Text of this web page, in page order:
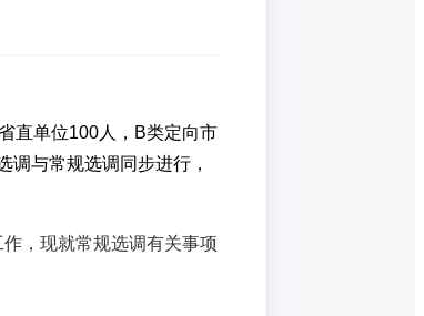
直单位100人，B类定向市
与常规选调同步进行，
，现就常规选调有关事项